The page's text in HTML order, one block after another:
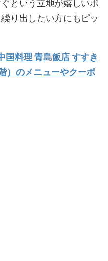
という立地が嬉しいポ
り出したい方にもピッ
料理 青島飯店 すすき
）のメニューやクーポ